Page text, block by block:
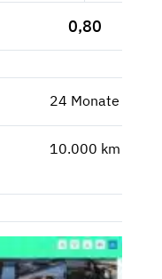
0,80
24 Monate
10.000 km